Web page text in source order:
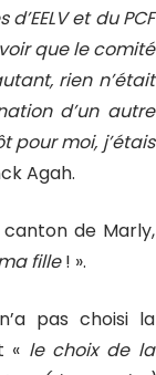
et du PCF
que le comité
rien n’était
d’un autre
pour moi, j’étais
Agah.
de Marly,
fille! ».
pas choisi la
« le choix de la